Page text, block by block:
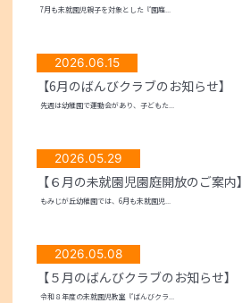
7月も未就園児親子を対象とした『園庭...
2026.06.15
【6月のばんびクラブのお知らせ】
先週は幼稚園で運動会があり、子どもた...
2026.05.29
【６月の未就園児園庭開放のご案内】
もみじが丘幼稚園では、6月も未就園児...
2026.05.08
【５月のばんびクラブのお知らせ】
令和８年度の未就園児教室『ばんびクラ...